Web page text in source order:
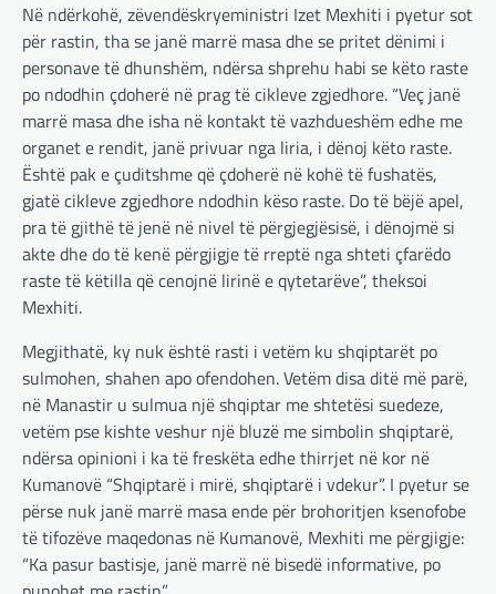
Në ndërkohë, zëvendëskryeministri Izet Mexhiti i pyetur sot
për rastin, tha se janë marrë masa dhe se pritet dënimi i
personave të dhunshëm, ndërsa shprehu habi se këto raste
po ndodhin çdoherë në prag të cikleve zgjedhore. “Veç janë
marrë masa dhe isha në kontakt të vazhdueshëm edhe me
organet e rendit, janë privuar nga liria, i dënoj këto raste.
Është pak e çuditshme që çdoherë në kohë të fushatës,
gjatë cikleve zgjedhore ndodhin këso raste. Do të bëjë apel,
pra të gjithë të jenë në nivel të përgjegjësisë, i dënojmë si
akte dhe do të kenë përgjigje të rreptë nga shteti çfarëdo
raste të këtilla që cenojnë lirinë e qytetarëve”, theksoi
Mexhiti.
Megjithatë, ky nuk është rasti i vetëm ku shqiptarët po
sulmohen, shahen apo ofendohen. Vetëm disa ditë më parë,
në Manastir u sulmua një shqiptar me shtetësi suedeze,
vetëm pse kishte veshur një bluzë me simbolin shqiptarë,
ndërsa opinioni i ka të freskëta edhe thirrjet në kor në
Kumanovë “Shqiptarë i mirë, shqiptarë i vdekur”. I pyetur se
përse nuk janë marrë masa ende për brohoritjen ksenofobe
të tifozëve maqedonas në Kumanovë, Mexhiti me përgjigje:
“Ka pasur bastisje, janë marrë në bisedë informative, po